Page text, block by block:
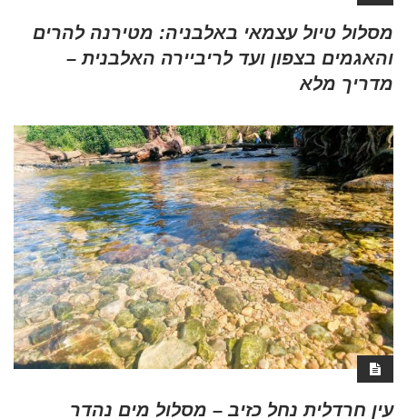
מסלול טיול עצמאי באלבניה: מטירנה להרים
והאגמים בצפון ועד לריביירה האלבנית –
מדריך מלא
עין חרדלית נחל כזיב – מסלול מים נהדר